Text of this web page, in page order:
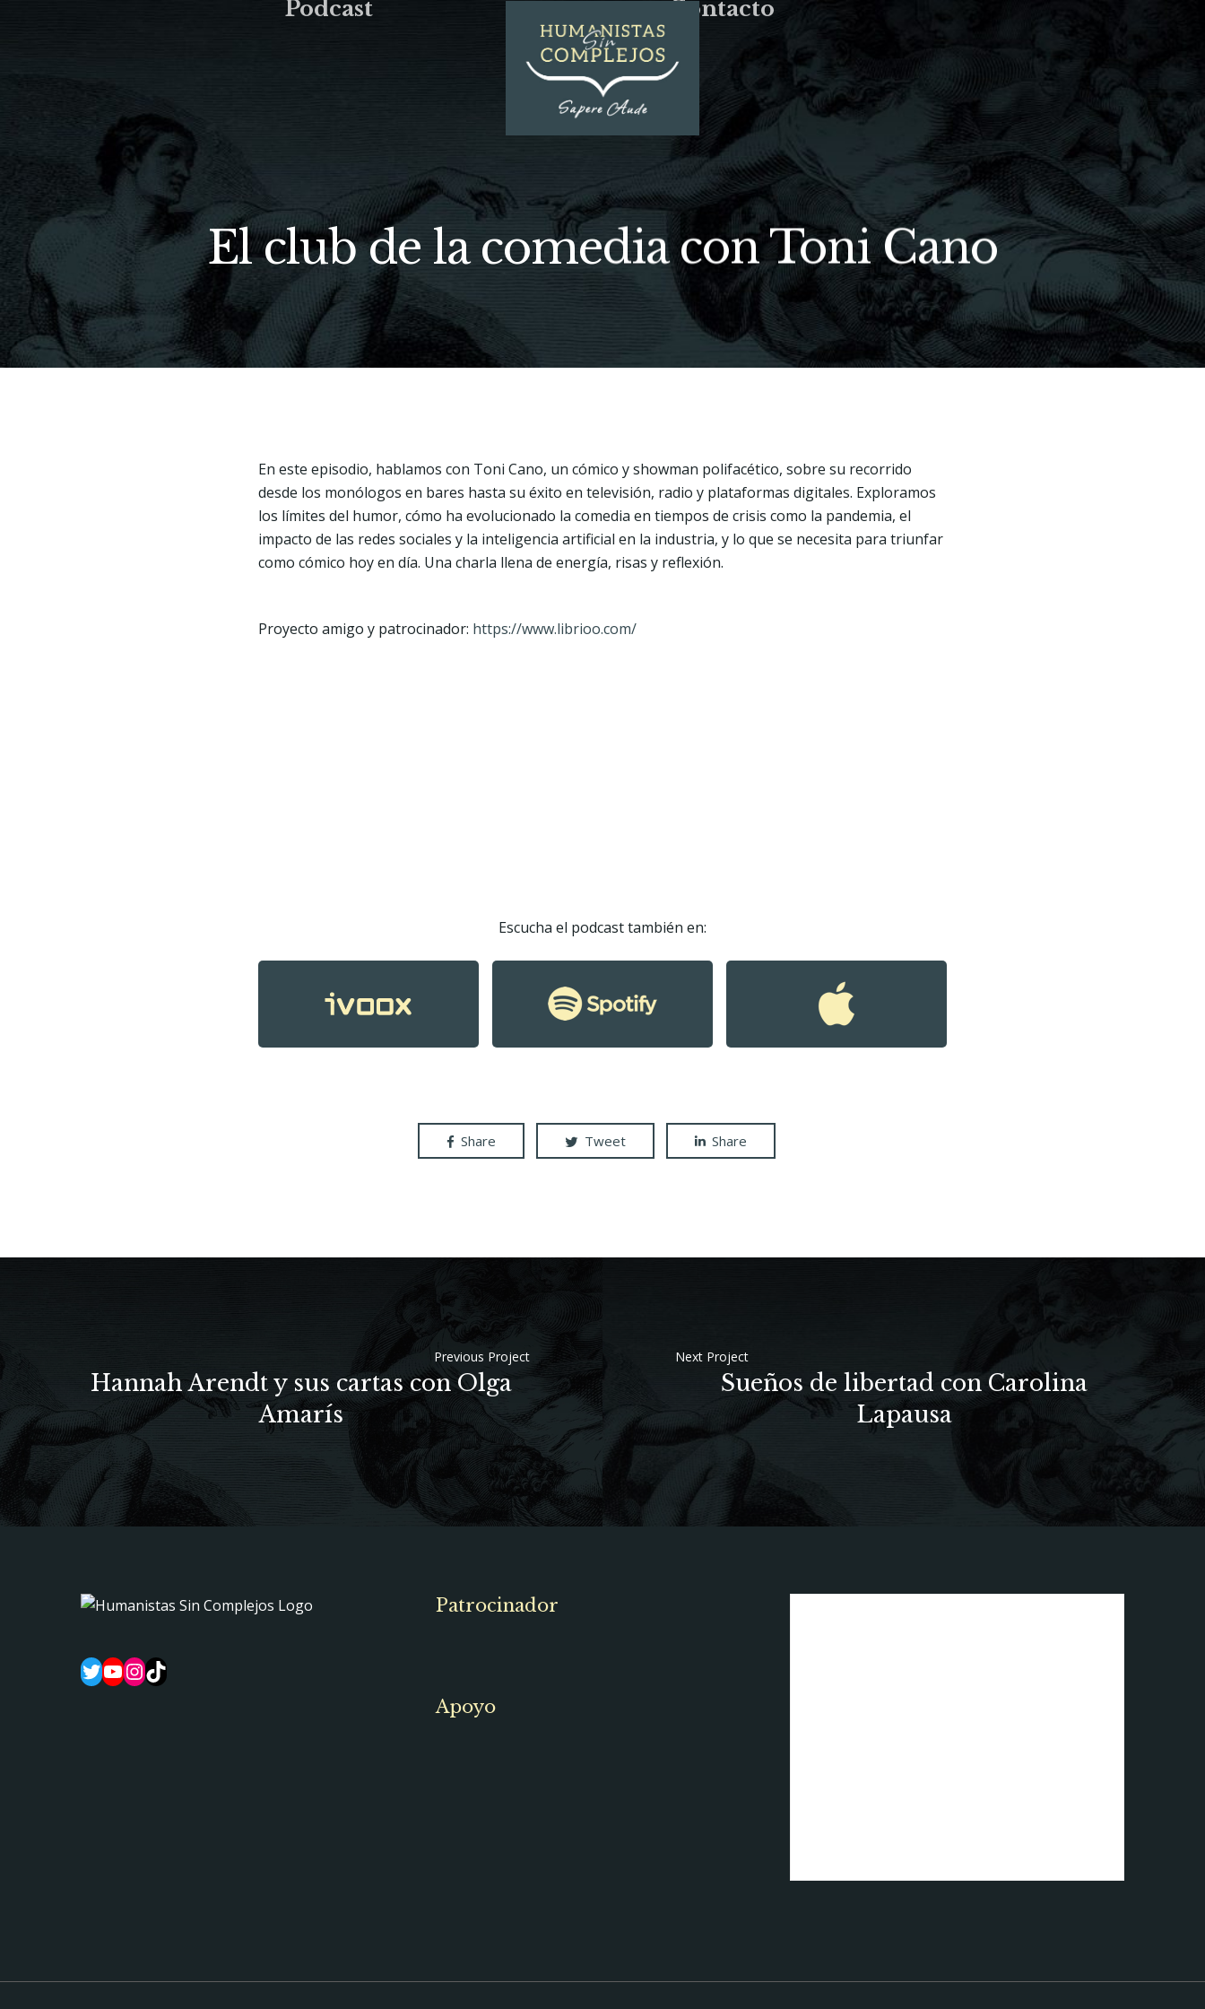
Podcast Contacto
El club de la comedia con Toni Cano
En este episodio, hablamos con Toni Cano, un cómico y showman polifacético, sobre su recorrido
desde los monólogos en bares hasta su éxito en televisión, radio y plataformas digitales. Exploramos
los límites del humor, cómo ha evolucionado la comedia en tiempos de crisis como la pandemia, el
impacto de las redes sociales y la inteligencia artificial en la industria, y lo que se necesita para triunfar
como cómico hoy en día. Una charla llena de energía, risas y reflexión.
Proyecto amigo y patrocinador: https://www.librioo.com/
Escucha el podcast también en:
Share Tweet Share
Previous Project
Hannah Arendt y sus cartas con Olga
Amarís
Next Project
Sueños de libertad con Carolina
Lapausa
Twitter
YouTube
Instagram
TikTok
Patrocinador
Apoyo